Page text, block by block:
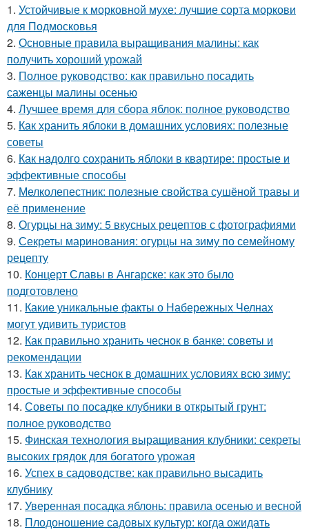
1. Устойчивые к морковной мухе: лучшие сорта моркови
для Подмосковья
2. Основные правила выращивания малины: как
получить хороший урожай
3. Полное руководство: как правильно посадить
саженцы малины осенью
4. Лучшее время для сбора яблок: полное руководство
5. Как хранить яблоки в домашних условиях: полезные
советы
6. Как надолго сохранить яблоки в квартире: простые и
эффективные способы
7. Мелколепестник: полезные свойства сушёной травы и
её применение
8. Огурцы на зиму: 5 вкусных рецептов с фотографиями
9. Секреты маринования: огурцы на зиму по семейному
рецепту
10. Концерт Славы в Ангарске: как это было
подготовлено
11. Какие уникальные факты о Набережных Челнах
могут удивить туристов
12. Как правильно хранить чеснок в банке: советы и
рекомендации
13. Как хранить чеснок в домашних условиях всю зиму:
простые и эффективные способы
14. Советы по посадке клубники в открытый грунт:
полное руководство
15. Финская технология выращивания клубники: секреты
высоких грядок для богатого урожая
16. Успех в садоводстве: как правильно высадить
клубнику
17. Уверенная посадка яблонь: правила осенью и весной
18. Плодоношение садовых культур: когда ожидать